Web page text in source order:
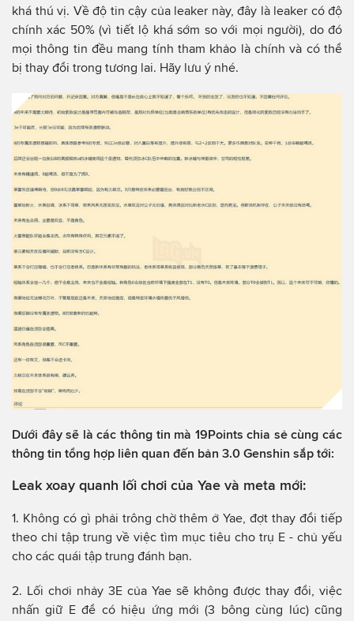
khá thú vị. Về độ tin cậy của leaker này, đây là leaker có độ
chính xác 50% (vì tiết lộ khá sớm so với mọi người), do đó
mọi thông tin đều mang tính tham khảo là chính và có thể
bị thay đổi trong tương lai. Hãy lưu ý nhé.
Dưới đây sẽ là các thông tin mà 19Points chia sẻ cùng các
thông tin tổng hợp liên quan đến bản 3.0 Genshin sắp tới:
Leak xoay quanh lối chơi của Yae và meta mới:
1. Không có gì phải trông chờ thêm ở Yae, đợt thay đổi tiếp
theo chỉ tập trung về việc tìm mục tiêu cho trụ E - chủ yếu
cho các quái tập trung đánh bạn.
2. Lối chơi nhảy 3E của Yae sẽ không được thay đổi, việc
nhấn giữ E để có hiệu ứng mới (3 bông cùng lúc) cũng